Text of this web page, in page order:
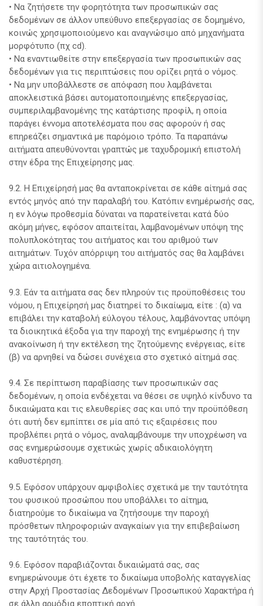
• Να ζητήσετε την φορητότητα των προσωπικών σας
δεδομένων σε άλλον υπεύθυνο επεξεργασίας σε δομημένο,
κοινώς χρησιμοποιούμενο και αναγνώσιμο από μηχανήματα
μορφότυπο (πχ cd).
• Να εναντιωθείτε στην επεξεργασία των προσωπικών σας
δεδομένων για τις περιπτώσεις που ορίζει ρητά ο νόμος.
• Να μην υποβάλλεστε σε απόφαση που λαμβάνεται
αποκλειστικά βάσει αυτοματοποιημένης επεξεργασίας,
συμπεριλαμβανομένης της κατάρτισης προφίλ, η οποία
παράγει έννομα αποτελέσματα που σας αφορούν ή σας
επηρεάζει σημαντικά με παρόμοιο τρόπο. Τα παραπάνω
αιτήματα απευθύνονται γραπτώς με ταχυδρομική επιστολή
στην έδρα της Επιχείρησης μας.
9.2. Η Επιχείρησή μας θα ανταποκρίνεται σε κάθε αίτημά σας
εντός μηνός από την παραλαβή του. Κατόπιν ενημέρωσής σας,
η εν λόγω προθεσμία δύναται να παρατείνεται κατά δύο
ακόμη μήνες, εφόσον απαιτείται, λαμβανομένων υπόψη της
πολυπλοκότητας του αιτήματος και του αριθμού των
αιτημάτων. Τυχόν απόρριψη του αιτήματός σας θα λαμβάνει
χώρα αιτιολογημένα.
9.3. Εάν τα αιτήματα σας δεν πληρούν τις προϋποθέσεις του
νόμου, η Επιχείρησή μας διατηρεί το δικαίωμα, είτε : (α) να
επιβάλει την καταβολή εύλογου τέλους, λαμβάνοντας υπόψη
τα διοικητικά έξοδα για την παροχή της ενημέρωσης ή την
ανακοίνωση ή την εκτέλεση της ζητούμενης ενέργειας, είτε
(β) να αρνηθεί να δώσει συνέχεια στο σχετικό αίτημά σας.
9.4. Σε περίπτωση παραβίασης των προσωπικών σας
δεδομένων, η οποία ενδέχεται να θέσει σε υψηλό κίνδυνο τα
δικαιώματα και τις ελευθερίες σας και υπό την προϋπόθεση
ότι αυτή δεν εμπίπτει σε μία από τις εξαιρέσεις που
προβλέπει ρητά ο νόμος, αναλαμβάνουμε την υποχρέωση να
σας ενημερώσουμε σχετικώς χωρίς αδικαιολόγητη
καθυστέρηση.
9.5. Εφόσον υπάρχουν αμφιβολίες σχετικά με την ταυτότητα
του φυσικού προσώπου που υποβάλλει το αίτημα,
διατηρούμε το δικαίωμα να ζητήσουμε την παροχή
πρόσθετων πληροφοριών αναγκαίων για την επιβεβαίωση
της ταυτότητάς του.
9.6. Εφόσον παραβιάζονται δικαιώματά σας, σας
ενημερώνουμε ότι έχετε το δικαίωμα υποβολής καταγγελίας
στην Αρχή Προστασίας Δεδομένων Προσωπικού Χαρακτήρα ή